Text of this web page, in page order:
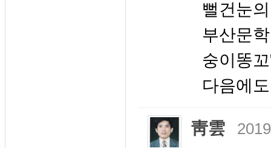
뻘건눈
부산문
숭이똥
다음에
靑雲